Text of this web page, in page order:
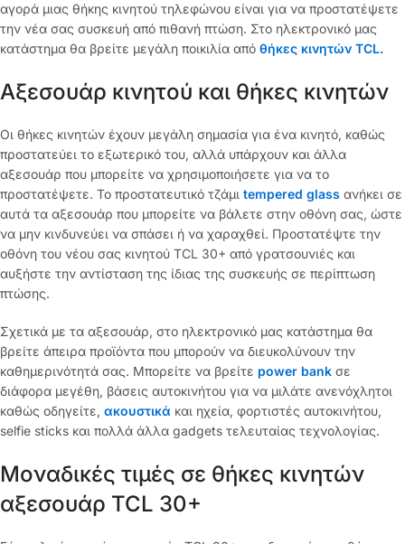
αγορά μιας θήκης κινητού τηλεφώνου είναι για να προστατέψετε
την νέα σας συσκευή από πιθανή πτώση. Στο ηλεκτρονικό μας
κατάστημα θα βρείτε μεγάλη ποικιλία από θήκες κινητών TCL.
Αξεσουάρ κινητού και θήκες κινητών
Οι θήκες κινητών έχουν μεγάλη σημασία για ένα κινητό, καθώς
προστατεύει το εξωτερικό του, αλλά υπάρχουν και άλλα
αξεσουάρ που μπορείτε να χρησιμοποιήσετε για να το
προστατέψετε. Το προστατευτικό τζάμι tempered glass ανήκει σε
αυτά τα αξεσουάρ που μπορείτε να βάλετε στην οθόνη σας, ώστε
να μην κινδυνεύει να σπάσει ή να χαραχθεί. Προστατέψτε την
οθόνη του νέου σας κινητού TCL 30+ από γρατσουνιές και
αυξήστε την αντίσταση της ίδιας της συσκευής σε περίπτωση
πτώσης.
Σχετικά με τα αξεσουάρ, στο ηλεκτρονικό μας κατάστημα θα
βρείτε άπειρα προϊόντα που μπορούν να διευκολύνουν την
καθημερινότητά σας. Μπορείτε να βρείτε power bank σε
διάφορα μεγέθη, βάσεις αυτοκινήτου για να μιλάτε ανενόχλητοι
καθώς οδηγείτε, ακουστικά και ηχεία, φορτιστές αυτοκινήτου,
selfie sticks και πολλά άλλα gadgets τελευταίας τεχνολογίας.
Μοναδικές τιμές σε θήκες κινητών
αξεσουάρ TCL 30+